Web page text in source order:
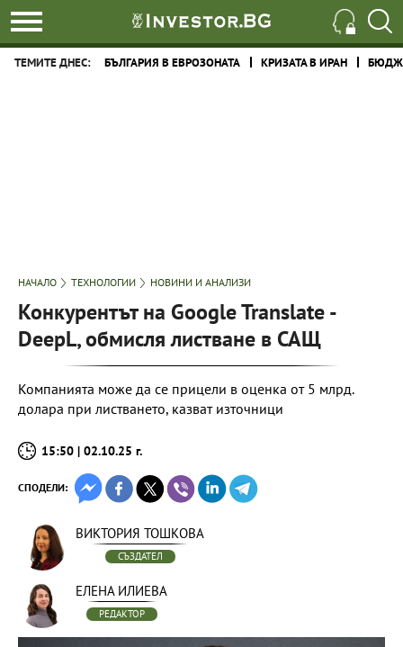
ТЕМИТЕ ДНЕС: БЪЛГАРИЯ В ЕВРОЗОНАТА КРИЗАТА В ИРАН
НАЧАЛО ТЕХНОЛОГИИ НОВИНИ И АНАЛИЗИ
Конкурентът на Google Translate -
DeepL, обмисля листване в САЩ
Компанията може да се прицели в оценка от 5 млрд.
долара при листването, казват източници
15:50 | 02.10.25 г.
СПОДЕЛИ:
ВИКТОРИЯ ТОШКОВА
СЪЗДАТЕЛ
ЕЛЕНА ИЛИЕВА
РЕДАКТОР